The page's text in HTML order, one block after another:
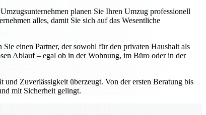
planen Sie Ihren Umzug professionell
alles, damit Sie sich auf das Wesentliche
einen Partner, der sowohl für den privaten Haushalt als
Ablauf – egal ob in der Wohnung, im Büro oder in der
Zuverlässigkeit überzeugt. Von der ersten Beratung bis
mit Sicherheit gelingt.